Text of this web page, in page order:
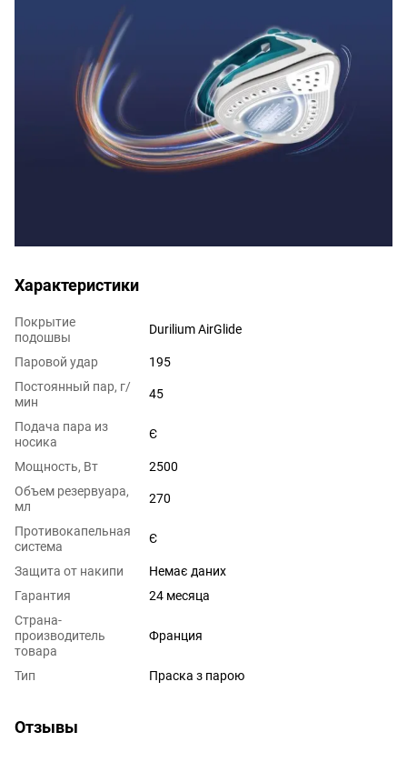
Характеристики
Покрытие
подошвы
Durilium AirGlide
Паровой удар
195
Постоянный пар, г/
мин
45
Подача пара из
носика
Є
Мощность, Вт
2500
Объем резервуара,
мл
270
Противокапельная
система
Є
Защита от накипи
Немає даних
Гарантия
24 месяца
Страна-
производитель
товара
Франция
Тип Праска з парою
Отзывы